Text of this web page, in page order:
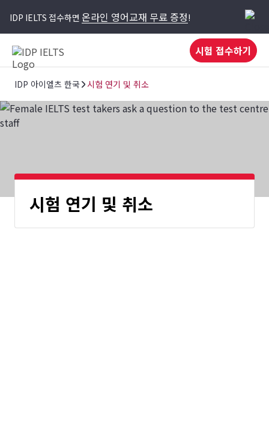
IDP IELTS 접수하면 온라인 영어교재 무료 증정!
시험 접수하기
IDP 아이엘츠 한국 시험 연기 및 취소
시험 연기 및 취소